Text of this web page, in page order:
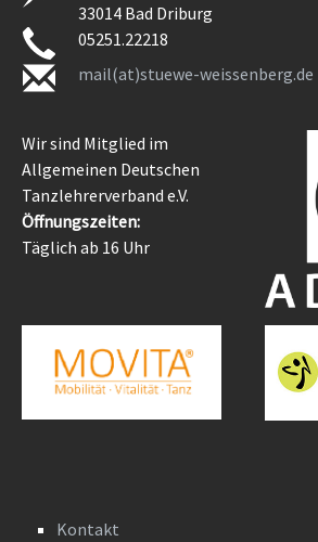
33014 Bad Driburg
05251.22218
mail(at)stuewe-weissenberg.de
Wir sind Mitglied im
Allgemeinen Deutschen
Tanzlehrerverband e.V.
Öffnungszeiten:
Täglich ab 16 Uhr
Kontakt